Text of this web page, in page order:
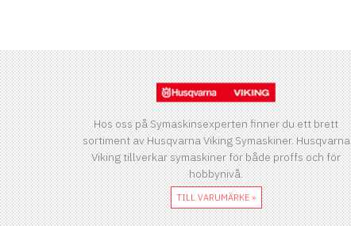
Hos oss på Symaskinsexperten finner du ett brett
sortiment av Husqvarna Viking Symaskiner. Husqvarna
Viking tillverkar symaskiner för både proffs och för
hobbynivå.
TILL VARUMÄRKE »